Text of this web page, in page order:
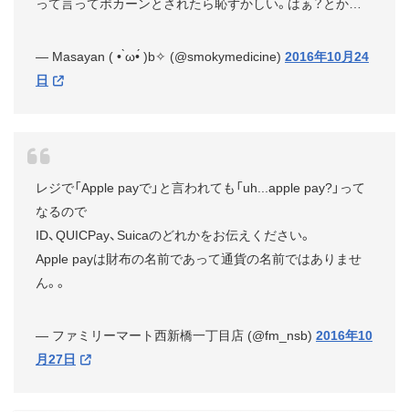
って言ってポカーンとされたら恥ずかしい。はぁ？とか…
— Masayan ( • ̀ω•́ )b✧ (@smokymedicine) 2016年10月24
日
レジで「Apple payで」と言われても「uh...apple pay?」って
なるので
ID、QUICPay、Suicaのどれかをお伝えください。
Apple payは財布の名前であって通貨の名前ではありませ
ん。。
— ファミリーマート西新橋一丁目店 (@fm_nsb) 2016年10
月27日